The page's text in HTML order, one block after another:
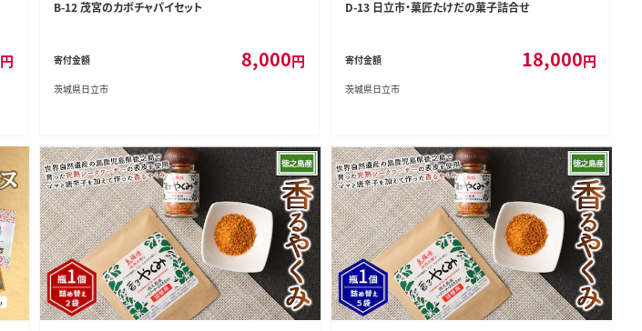
円
B-12 茂宮のカボチャパイセット
寄付金額 8,000円
茨城県日立市
D-13 日立市・菓匠たけだの菓子詰合せ
寄付金額 18,000円
茨城県日立市